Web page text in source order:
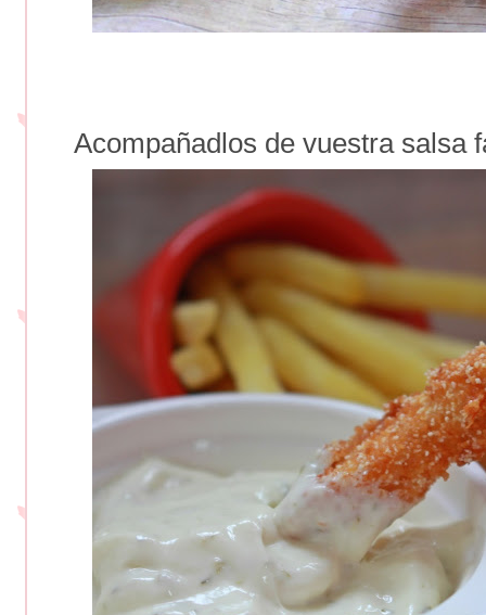
Acompañadlos de vuestra salsa